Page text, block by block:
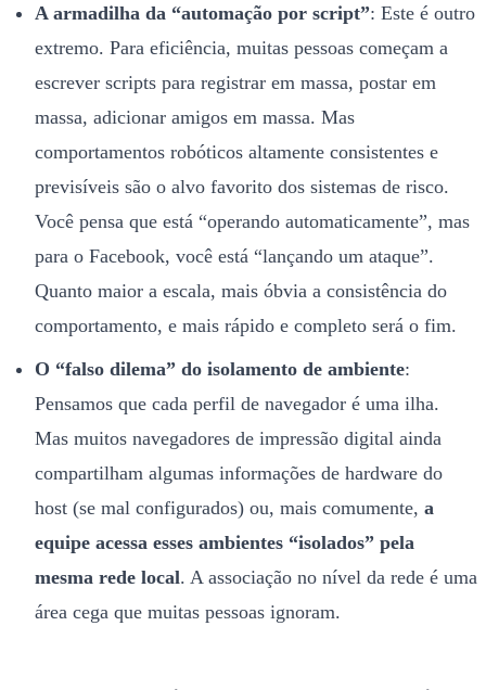
A armadilha da “automação por script”: Este é outro
extremo. Para eficiência, muitas pessoas começam a
escrever scripts para registrar em massa, postar em
massa, adicionar amigos em massa. Mas
comportamentos robóticos altamente consistentes e
previsíveis são o alvo favorito dos sistemas de risco.
Você pensa que está “operando automaticamente”, mas
para o Facebook, você está “lançando um ataque”.
Quanto maior a escala, mais óbvia a consistência do
comportamento, e mais rápido e completo será o fim.
O “falso dilema” do isolamento de ambiente:
Pensamos que cada perfil de navegador é uma ilha.
Mas muitos navegadores de impressão digital ainda
compartilham algumas informações de hardware do
host (se mal configurados) ou, mais comumente, a
equipe acessa esses ambientes “isolados” pela
mesma rede local. A associação no nível da rede é uma
área cega que muitas pessoas ignoram.